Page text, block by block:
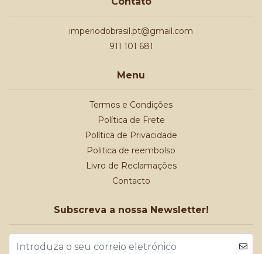
imperiodobrasil.pt@gmail.com
911 101 681
Menu
Termos e Condições
Política de Frete
Política de Privacidade
Politica de reembolso
Livro de Reclamações
Contacto
Subscreva a nossa Newsletter!